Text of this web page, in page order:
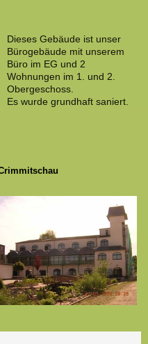
Dieses Gebäude ist unser
Bürogebäude mit unserem
Büro im EG und 2
Wohnungen im 1. und 2.
Obergeschoss.
Es wurde grundhaft saniert.